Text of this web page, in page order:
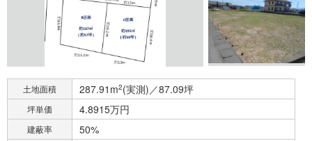
土地面積 287.91m2(実測)／87.09坪
坪単価 4.8915万円
建蔽率 50%